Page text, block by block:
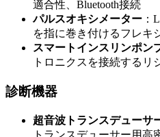
適合性、Bluetooth接続
パルスオキシメーター ：
を指に巻き付けるフレキ
スマートインスリンポン
トロニクスを接続するリ
診断機器
超音波トランスデューサ
トランスデューサー用高